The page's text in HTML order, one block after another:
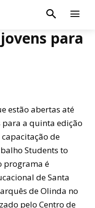
para
estão abertas até
para a quinta edição
de
Students to
programa é
de Santa
de Olinda no
pelo Centro de